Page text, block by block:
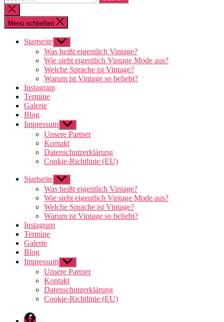
nach:
Suche
schließen
Menü schließen
Startseite Untermenü
anzeigen
Was heißt eigentlich Vintage?
Wie sieht eigentlich Vintage Mode aus?
Welche Sprache ist Vintage?
Warum ist Vintage so beliebt?
Instagram
Termine
Galerie
Blog
Impressum Untermenü
anzeigen
Unsere Partner
Kontakt
Datenschutzerklärung
Cookie-Richtlinie (EU)
Startseite Untermenü
anzeigen
Was heißt eigentlich Vintage?
Wie sieht eigentlich Vintage Mode aus?
Welche Sprache ist Vintage?
Warum ist Vintage so beliebt?
Instagram
Termine
Galerie
Blog
Impressum Untermenü
anzeigen
Unsere Partner
Kontakt
Datenschutzerklärung
Cookie-Richtlinie (EU)
Facebook